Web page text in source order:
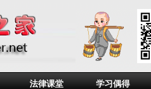
法律课堂 学习偶得